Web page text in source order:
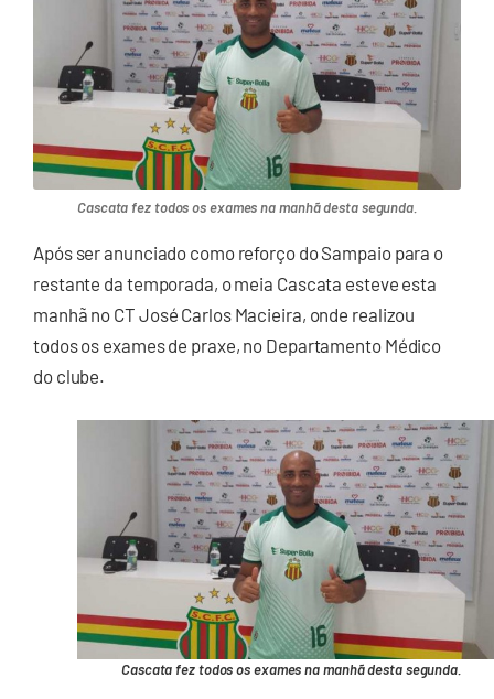
Cascata fez todos os exames na manhã desta segunda.
Após ser anunciado como reforço do Sampaio para o
restante da temporada, o meia Cascata esteve esta
manhã no CT José Carlos Macieira, onde realizou
todos os exames de praxe, no Departamento Médico
do clube.
Cascata fez todos os exames na manhã desta segunda.